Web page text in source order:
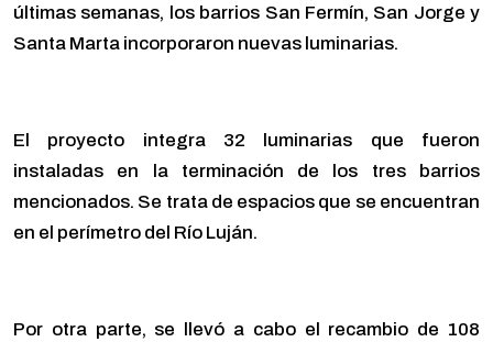
últimas semanas, los barrios San Fermín, San Jorge y
Santa Marta incorporaron nuevas luminarias.
El proyecto integra 32 luminarias que fueron
instaladas en la terminación de los tres barrios
mencionados. Se trata de espacios que se encuentran
en el perímetro del Río Luján.
Por otra parte, se llevó a cabo el recambio de 108